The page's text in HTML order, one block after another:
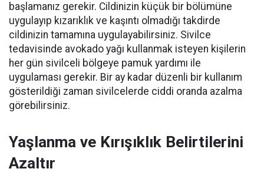
başlamanız gerekir. Cildinizin küçük bir bölümüne
uygulayıp kızarıklık ve kaşıntı olmadığı takdirde
cildinizin tamamına uygulayabilirsiniz. Sivilce
tedavisinde avokado yağı kullanmak isteyen kişilerin
her gün sivilceli bölgeye pamuk yardımı ile
uygulaması gerekir. Bir ay kadar düzenli bir kullanım
gösterildiği zaman sivilcelerde ciddi oranda azalma
görebilirsiniz.
Yaşlanma ve Kırışıklık Belirtilerini
Azaltır